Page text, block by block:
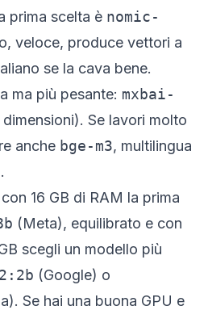
prima scelta è nomic-
veloce, produce vettori a
se la cava bene.
ma più pesante: mxbai-
dimensioni). Se lavori molto
anche bge-m3, multilingua
16 GB di RAM la prima
(Meta), equilibrato e con
scegli un modello più
(Google) o
Se hai una buona GPU e